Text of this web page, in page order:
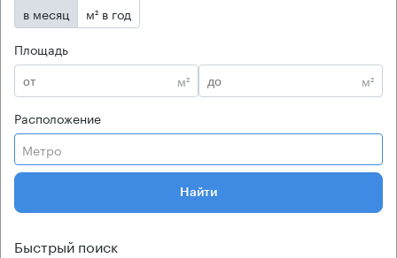
в месяц
м² в год
Площадь
м²
м²
Расположение
Метро
Найти
Быстрый поиск